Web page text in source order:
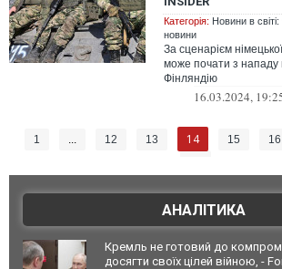
Категорія: Новини в світі:
новини
За сценарієм
може почати з нападу
Фінляндію
16.03.2024,
1 ... 12 13 14 15 16
АНАЛІТИКА
Кремль не готовий до
досягти своїх цілей війною, -